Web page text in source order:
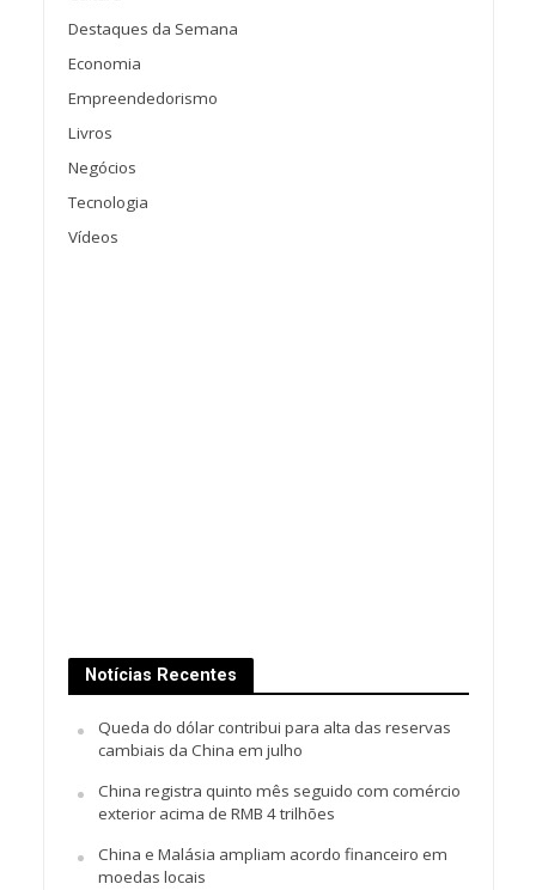
Destaques da Semana
Economia
Empreendedorismo
Livros
Negócios
Tecnologia
Vídeos
Notícias Recentes
Queda do dólar contribui para alta das reservas
cambiais da China em julho
China registra quinto mês seguido com comércio
exterior acima de RMB 4 trilhões
China e Malásia ampliam acordo financeiro em
moedas locais